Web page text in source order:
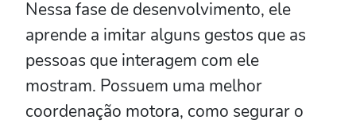
Nessa fase de desenvolvimento, ele
aprende a imitar alguns gestos que as
pessoas que interagem com ele
mostram. Possuem uma melhor
coordenação motora, como segurar o